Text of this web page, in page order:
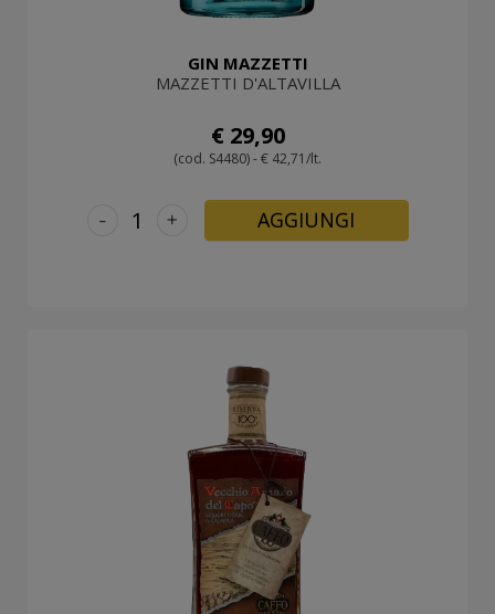
GIN MAZZETTI
MAZZETTI D'ALTAVILLA
€ 29,90
(cod. S4480) - € 42,71/lt.
+
- AGGIUNGI